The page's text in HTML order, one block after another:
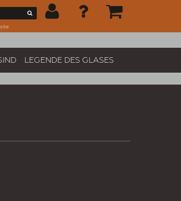
LEGENDE DES GLASES